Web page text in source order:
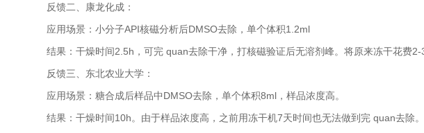
反馈二、康龙化成：
应用场景：小分子API核磁分析后DMSO去除，单个体积1.2ml
结果：干燥时间2.5h，可完 quan去除干净，打核磁验证后无溶剂峰。将原来冻干花费
反馈三、东北农业大学：
应用场景：糖合成后样品中DMSO去除，单个体积8ml，样品浓度高。
结果：干燥时间10h。由于样品浓度高，之前用冻干机7天时间也无法做到完 quan去除。